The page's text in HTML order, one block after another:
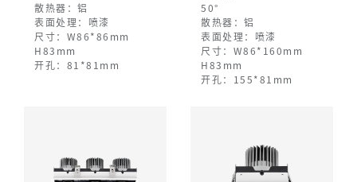
散热器：铝
表面处理：喷漆
尺寸：W86*86mm
H83mm
开孔：81*81mm
50°
散热器：铝
表面处理：喷漆
尺寸：W86*160mm
H83mm
开孔：155*81mm